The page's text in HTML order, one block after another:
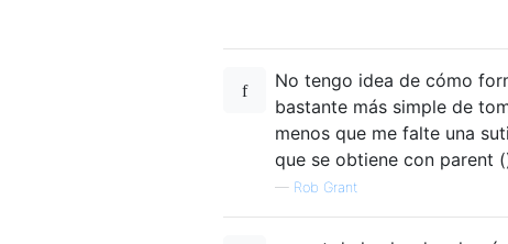
No tengo idea de cómo
bastante más simple de
menos que me falte una
que se obtiene con parent
— Rob Grant